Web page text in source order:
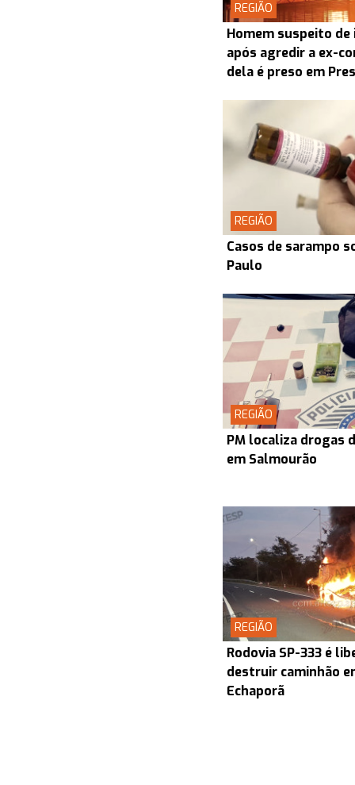
REGIÃO
Homem suspeito de
após agredir a ex-
dela é preso em
REGIÃO
Casos de sarampo
Paulo
REGIÃO
PM localiza drogas
em Salmourão
REGIÃO
Rodovia SP-333 é
destruir caminhão
Echaporã